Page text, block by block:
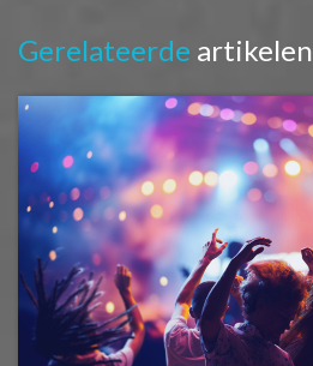
Gerelateerde artikelen